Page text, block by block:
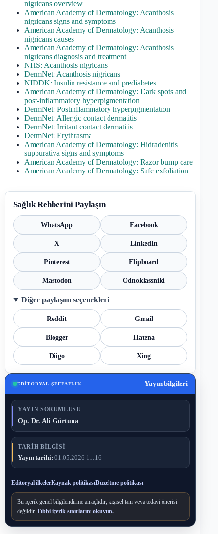
nigricans overview
American Academy of Dermatology: Acanthosis
nigricans signs and symptoms
American Academy of Dermatology: Acanthosis
nigricans causes
American Academy of Dermatology: Acanthosis
nigricans diagnosis and treatment
NHS: Acanthosis nigricans
DermNet: Acanthosis nigricans
NIDDK: Insulin resistance and prediabetes
American Academy of Dermatology: Dark spots and
post-inflammatory hyperpigmentation
DermNet: Postinflammatory hyperpigmentation
DermNet: Allergic contact dermatitis
DermNet: Irritant contact dermatitis
DermNet: Erythrasma
American Academy of Dermatology: Hidradenitis
suppurativa signs and symptoms
American Academy of Dermatology: Razor bump care
American Academy of Dermatology: Safe exfoliation
Sağlık Rehberini Paylaşın
WhatsApp Facebook
X LinkedIn
Pinterest Flipboard
Mastodon Odnoklassniki
Diğer paylaşım seçenekleri
Reddit Gmail
Blogger Hatena
Diigo Xing
EDITORYAL ŞEFFAFLIK Yayın bilgileri
YAYIN SORUMLUSU
Op. Dr. Ali Gürtuna
TARIH BILGISI
Yayın tarihi: 01.05.2026 11:16
Editoryal ilkelerKaynak politikasıDüzeltme politikası
Bu içerik genel bilgilendirme amaçlıdır; kişisel tanı veya tedavi önerisi
değildir. Tıbbi içerik sınırlarını okuyun.